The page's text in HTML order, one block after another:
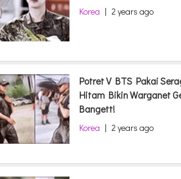
Korea | 2 years ago
Potret V BTS Pakai
Hitam Bikin Warganet
Bangett!
Korea | 2 years ago